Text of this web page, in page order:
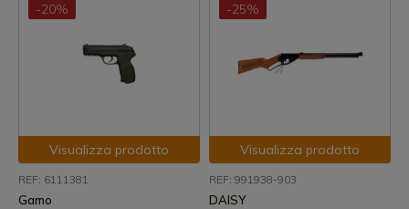
-20%
Visualizza prodotto
REF: 6111381
Gamo
-25%
Visualizza prodotto
REF: 991938-903
DAISY